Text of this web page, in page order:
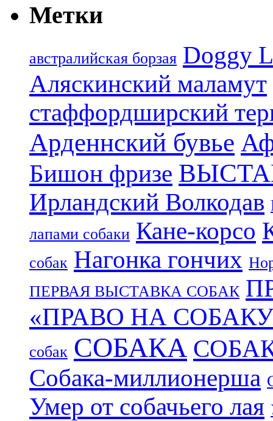
Метки
aвстралийская борзая Doggy
Аляскинский маламут
стаффордширский
Арденнский бувье
Бишон фризе
Ирландский Волкодав
лапами собаки Кане-корсо
собак Нагонка гончих
ПЕРВАЯ ВЫСТАВКА СОБАК
«ПРАВО НА
собак СОБАКА
Собака-миллионерша
Умер от собачьего лая